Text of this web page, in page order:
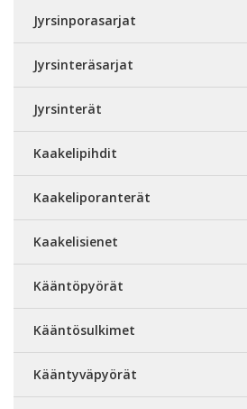
Jyrsinporasarjat
Jyrsinteräsarjat
Jyrsinterät
Kaakelipihdit
Kaakeliporanterät
Kaakelisienet
Kääntöpyörät
Kääntösulkimet
Kääntyväpyörät